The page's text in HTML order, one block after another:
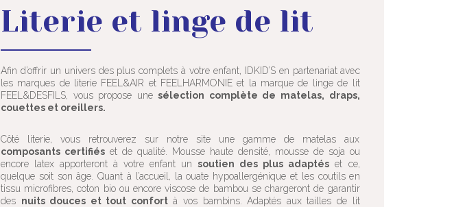
Literie et linge de lit
Afin d’offrir un univers des plus complets à votre enfant, IDKID’S en partenariat avec
les marques de literie FEEL&AIR et FEELHARMONIE et la marque de linge de lit
FEEL&DESFILS, vous propose unesélection complète de matelas, draps,
couettes et oreillers.
Côté literie, vous retrouverez sur notre site une gamme de matelas aux
composants certifiéset de qualité. Mousse haute densité, mousse de soja ou
encore latex apporteront à votre enfant unsoutien des plus adaptés et ce,
quelque soit son âge. Quant à l’accueil, la ouate hypoallergénique et les coutils en
tissu microfibres, coton bio ou encore viscose de bambou se chargeront de garantir
des nuits douces et tout confortà vos bambins. Adaptés aux tailles de lit